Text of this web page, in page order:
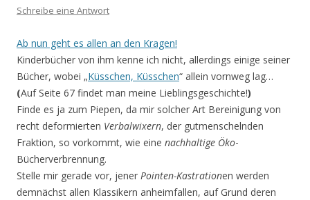
Schreibe eine Antwort
Ab nun geht es allen an den Kragen!
Kinderbücher von ihm kenne ich nicht, allerdings einige seiner
Bücher, wobei „Küsschen, Küsschen“ allein vornweg lag…
(Auf Seite 67 findet man meine Lieblingsgeschichte!)
Finde es ja zum Piepen, da mir solcher Art Bereinigung von
recht deformierten Verbalwixern, der gutmenschelnden
Fraktion, so vorkommt, wie eine nachhaltige Öko-
Bücherverbrennung.
Stelle mir gerade vor, jener Pointen-Kastrationen werden
demnächst allen Klassikern anheimfallen, auf Grund deren